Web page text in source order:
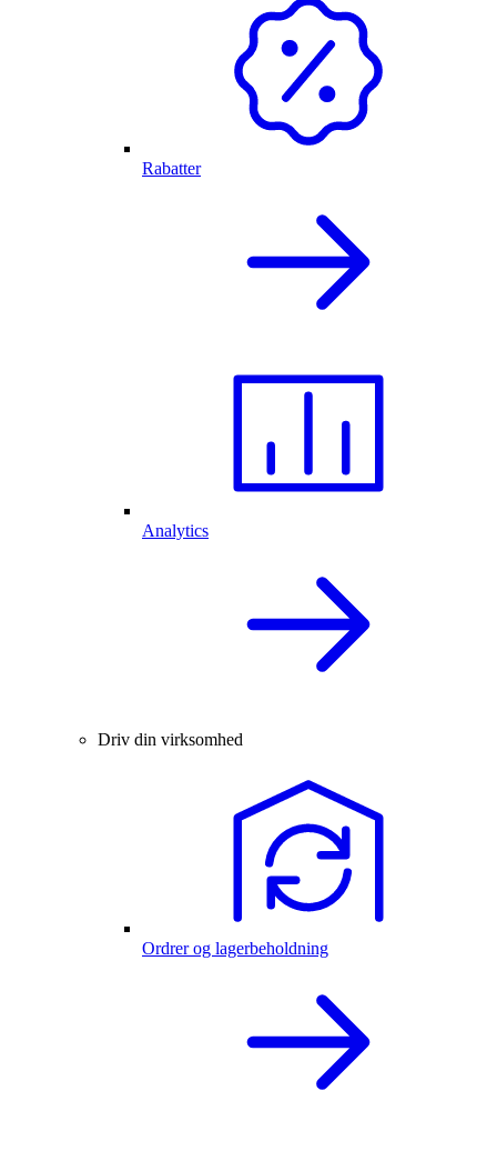
Rabatter
Analytics
Driv din virksomhed
Ordrer og lagerbeholdning